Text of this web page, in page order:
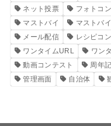
ネット投票
フォトコ
マストバイ
マストバ
メール配信
レシピコ
ワンタイムURL
ワン
動画コンテスト
周年
管理画面
自治体